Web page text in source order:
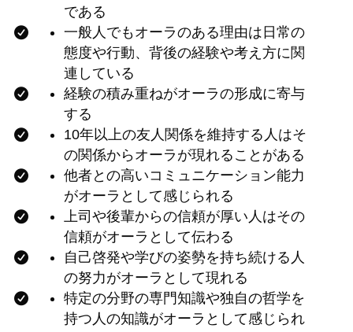
である
一般人でもオーラのある理由は日常の
態度や行動、背後の経験や考え方に関
連している
経験の積み重ねがオーラの形成に寄与
する
10年以上の友人関係を維持する人はそ
の関係からオーラが現れることがある
他者との高いコミュニケーション能力
がオーラとして感じられる
上司や後輩からの信頼が厚い人はその
信頼がオーラとして伝わる
自己啓発や学びの姿勢を持ち続ける人
の努力がオーラとして現れる
特定の分野の専門知識や独自の哲学を
持つ人の知識がオーラとして感じられ